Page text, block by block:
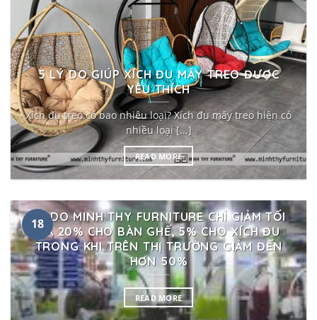
5 LÝ DO GIÚP XÍCH ĐU MÂY TREO ĐƯỢC
YÊU THÍCH
Xích đu treo có bao nhiêu loại? Xích đu mây treo hiện có
nhiều loại [...]
READ MORE
LÝ DO MINH THY FURNITURE CHỈ GIẢM TỐI
ĐA 20% CHO BÀN GHẾ, 5% CHO XÍCH ĐU
TRONG KHI TRÊN THỊ TRƯỜNG GIẢM ĐẾN
HƠN 50%
READ MORE
18